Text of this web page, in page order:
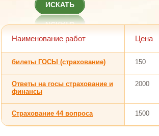
ИСКАТЬ
Наименование работ Цена
билеты ГОСЫ (страхование) 150
Ответы на госы страхование и
финансы
2000
Страхование 44 вопроса 1500